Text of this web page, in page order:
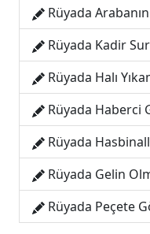
Rüyada Arabanın
Rüyada Kadir
Rüyada Halı
Rüyada Haberci
Rüyada
Rüyada Gelin
Rüyada Peçete